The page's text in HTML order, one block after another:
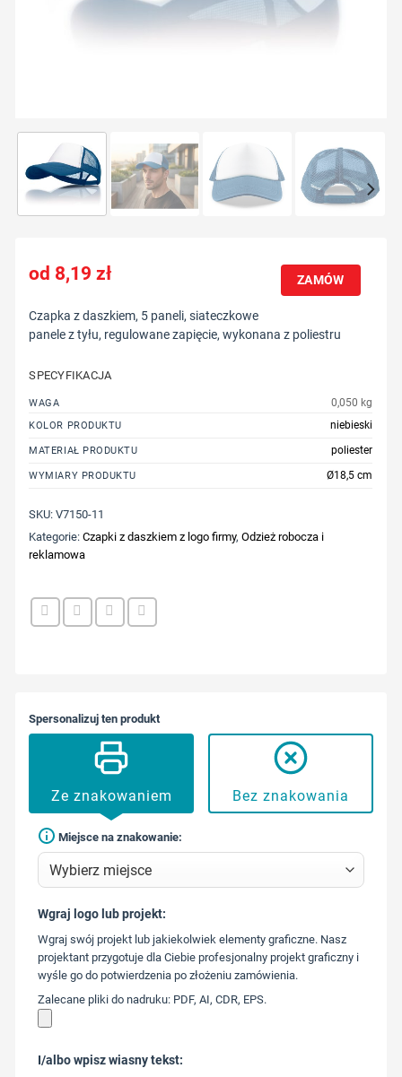
8,19zł ZAMÓW
Czapka z daszkiem, 5 paneli, siateczkowe
panele z tyłu, regulowane zapięcie, wykonana z poliestru
SPECYFIKACJA
WAGA 0,050 kg
KOLOR PRODUKTU niebieski
MATERIAŁ PRODUKTU poliester
WYMIARY PRODUKTU Ø18,5 cm
SKU:V7150-11
Kategorie:Czapki z daszkiem z logo firmy,Odzież robocza i
reklamowa
Spersonalizuj ten produkt
Ze znakowaniem Bez znakowania
Miejsce na znakowanie:
573 568
217
Wgraj logo lub projekt:
Wgraj swój projekt lub jakiekolwiek elementy graficzne. Nasz
projektant przygotuje dla Ciebie profesjonalny projekt graficzny i
wyśle go do potwierdzenia po złożeniu zamówienia.
Zalecane pliki do nadruku: PDF, AI, CDR, EPS.
I/albo wpisz wiasny tekst: